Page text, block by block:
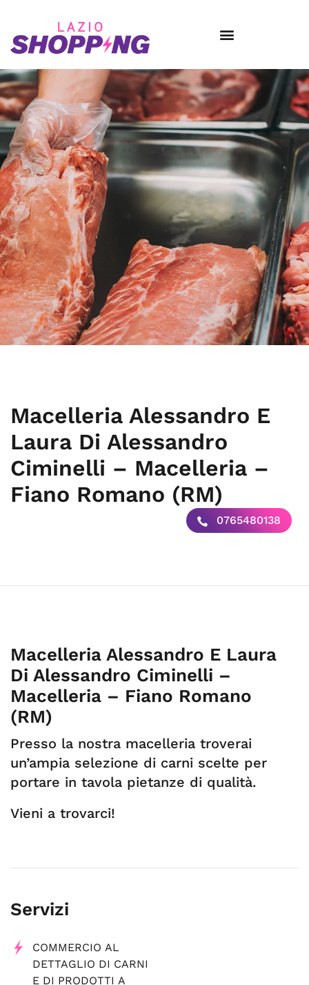
Macelleria Alessandro E
Laura Di Alessandro
Ciminelli – Macelleria –
Fiano Romano (RM)
0765480138
Macelleria Alessandro E Laura
Di Alessandro Ciminelli –
Macelleria – Fiano Romano
(RM)
Presso la nostra macelleria troverai
un’ampia selezione di carni scelte per
portare in tavola pietanze di qualità.
Vieni a trovarci!
Servizi
COMMERCIO AL
DETTAGLIO DI CARNI
E DI PRODOTTI A